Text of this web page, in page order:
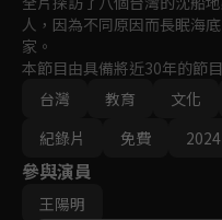
人，因為不同原因而長眠海
家。
本節目由具備將近30年的節
演領軍，他本身也是資深潛
頻道合作超過15年，所帶領
等級的成員，並由藝人王陽
像畫面與音樂品質絕對能帶
神秘色彩的台灣海洋生態之美
台灣
教育 文化
紀錄片
免費 2024
參與演員
王陽明